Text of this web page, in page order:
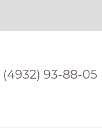
(4932) 93-88-05